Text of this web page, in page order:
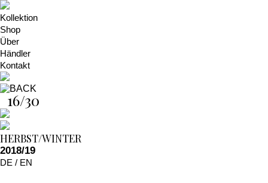
Kollektion
Shop
Über
Händler
Kontakt
16/30
HERBST/WINTER
2018/19
DE / EN